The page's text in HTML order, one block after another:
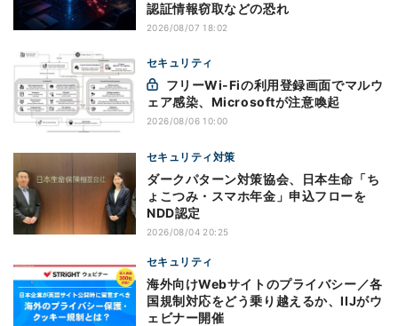
認証情報窃取などの恐れ
2026/08/07 18:02
セキュリティ
ェア感染、Microsoftが注意喚起
2026/08/06 10:00
セキュリティ対策
ダークパターン対策協会、日本生命「ち
ょこつみ・スマホ年金」申込フローを
NDD認定
2026/08/04 20:25
セキュリティ
海外向けWebサイトのプライバシー／各
国規制対応をどう乗り越えるか、IIJがウ
ェビナー開催